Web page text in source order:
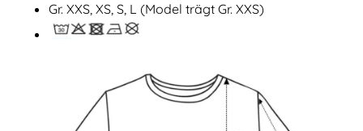
Gr. XXS, XS, S, L (Model trägt Gr. XXS)